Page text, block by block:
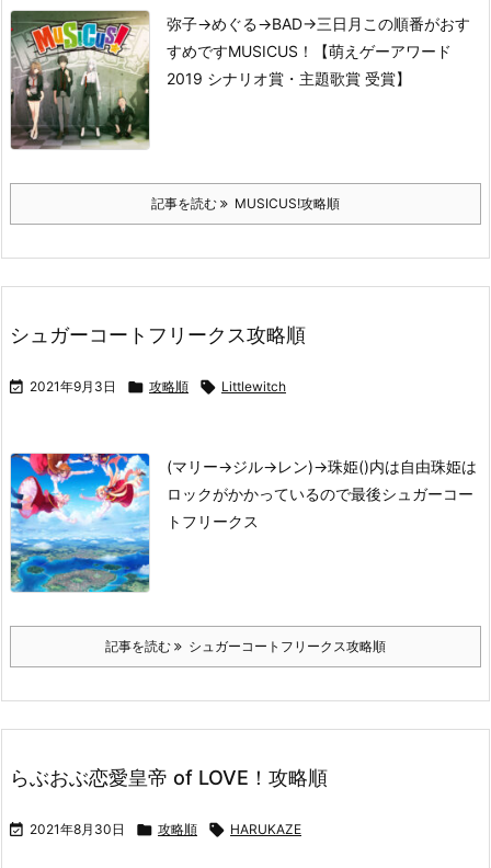
弥子→めぐる→BAD→三日月 この順番がおす
すめですMUSICUS！【萌えゲーアワード
2019 シナリオ賞・主題歌賞 受賞】
記事を読む MUSICUS!攻略順
シュガーコートフリークス攻略順
 2021年9月3日  攻略順  Littlewitch
(マリー→ジル→レン)→珠姫()内は自由珠姫は
ロックがかかっているので最後シュガーコー
トフリークス
記事を読む シュガーコートフリークス攻略順
らぶおぶ恋愛皇帝 of LOVE！攻略順
 2021年8月30日  攻略順  HARUKAZE